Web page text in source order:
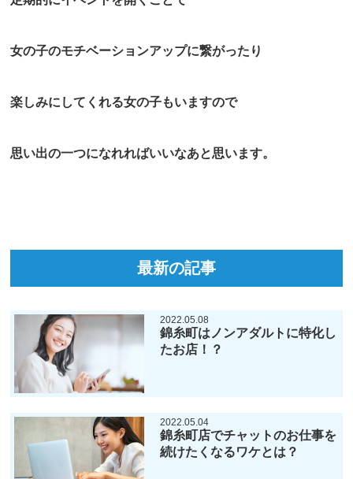
女の子のモチベーションアップに繋がったり
楽しみにしてくれる女の子もいますので
思い出の一つになれればいいなあと思います。
最新の記事
2022.05.08
錦糸町はノンアダルトに特化し
たお店！？
2022.05.04
錦糸町店でチャットのお仕事を
続けたくなるワケとは？